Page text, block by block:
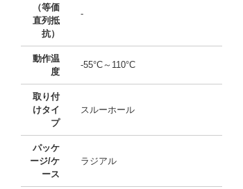
（等価
直列抵
抗）
-
動作温
度
-55°C～110°C
取り付
けタイ
プ
スルーホール
パッケ
ージ/ケ
ース
ラジアル